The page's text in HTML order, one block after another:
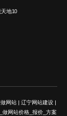
网络推广服
长江工商学院），创建
秋、国庆节放
随之发展得相当成熟
地10
网站 辽宁网站建设
做网站价格_报价_方案